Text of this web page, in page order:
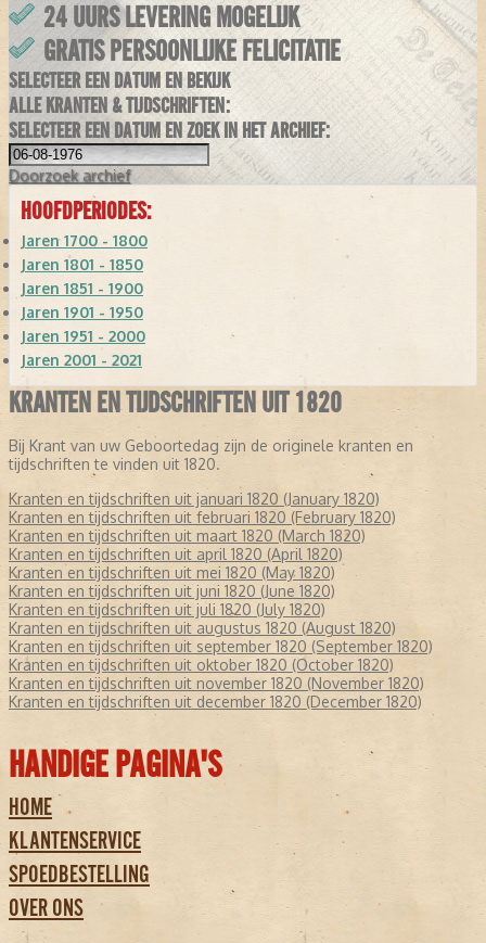
24 UURS LEVERING MOGELIJK
GRATIS PERSOONLIJKE FELICITATIE
SELECTEER EEN DATUM EN BEKIJK
ALLE KRANTEN & TIJDSCHRIFTEN:
SELECTEER EEN DATUM EN ZOEK IN HET ARCHIEF:
Doorzoek archief
HOOFDPERIODES:
Jaren 1700 - 1800
Jaren 1801 - 1850
Jaren 1851 - 1900
Jaren 1901 - 1950
Jaren 1951 - 2000
Jaren 2001 - 2021
KRANTEN EN TIJDSCHRIFTEN UIT 1820
Bij Krant van uw Geboortedag zijn de originele kranten en
tijdschriften te vinden uit 1820.
Kranten en tijdschriften uit januari 1820 (January 1820)
Kranten en tijdschriften uit februari 1820 (February 1820)
Kranten en tijdschriften uit maart 1820 (March 1820)
Kranten en tijdschriften uit april 1820 (April 1820)
Kranten en tijdschriften uit mei 1820 (May 1820)
Kranten en tijdschriften uit juni 1820 (June 1820)
Kranten en tijdschriften uit juli 1820 (July 1820)
Kranten en tijdschriften uit augustus 1820 (August 1820)
Kranten en tijdschriften uit september 1820 (September 1820)
Kranten en tijdschriften uit oktober 1820 (October 1820)
Kranten en tijdschriften uit november 1820 (November 1820)
Kranten en tijdschriften uit december 1820 (December 1820)
HANDIGE PAGINA'S
HOME
KLANTENSERVICE
SPOEDBESTELLING
OVER ONS